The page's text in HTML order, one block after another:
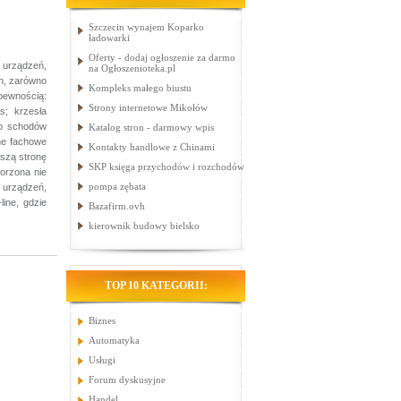
zarówno
krzesła
schodów
fachowe
stronę
nie
gdzie
Szczecin wynajem Koparko
ładowarki
Oferty - dodaj ogłoszenie za darmo
na Ogłoszenioteka.pl
Kompleks małego biustu
Strony internetowe Mikołów
Katalog stron - darmowy wpis
Kontakty handlowe z Chinami
SKP księga przychodów i rozchodów
pompa zębata
Bazafirm.ovh
kierownik budowy bielsko
TOP 10 KATEGORII:
Biznes
Automatyka
Usługi
Forum dyskusyjne